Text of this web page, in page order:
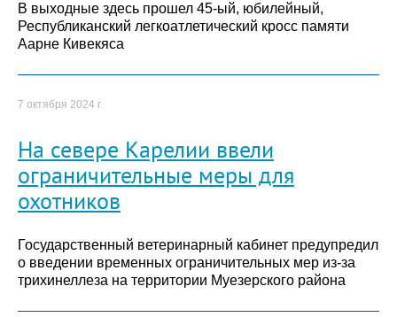
В выходные здесь прошел 45-ый, юбилейный,
Республиканский легкоатлетический кросс памяти
Аарне Кивекяса
7 октября 2024 г.
На севере Карелии ввели
ограничительные меры для
охотников
Государственный ветеринарный кабинет предупредил
о введении временных ограничительных мер из-за
трихинеллеза на территории Муезерского района